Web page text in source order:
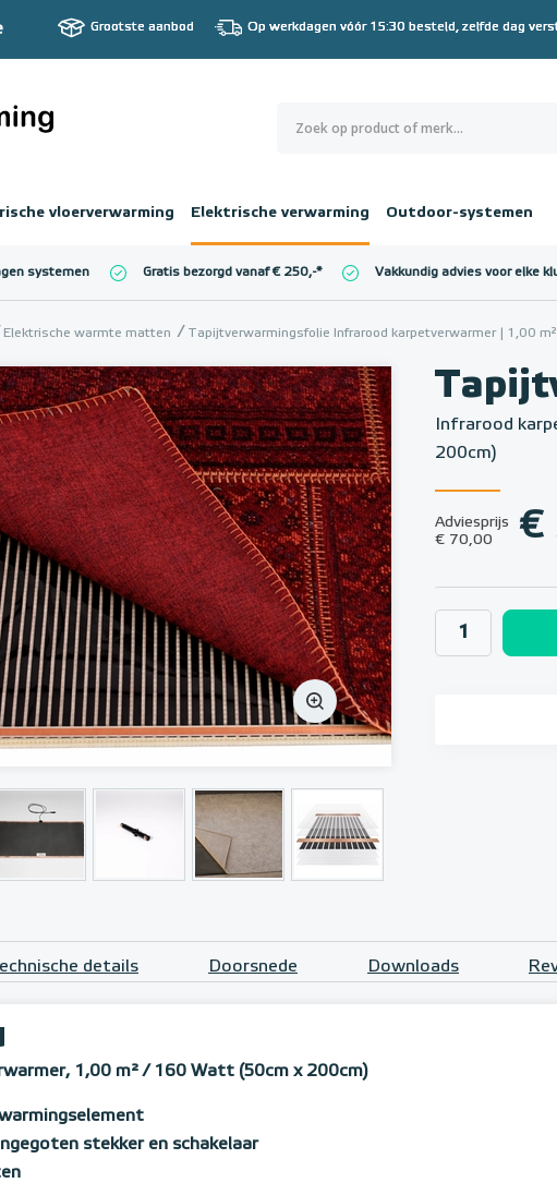
Grootste aanbod Op werkdagen vóór 15:30 besteld, zelfde dag
vloerverwarming Elektrische verwarming Outdoor-systemen
€ 0,00
systemen Gratis bezorgd vanaf € 250,-* Vakkundig advies voor elke
Elektrische warmte matten Tapijtverwarmingsfolie Infrarood karpetverwarmer | 1,00
Infrarood
200cm)
Adviesprijs
€ 70,00
€
details Doorsnede Downloads
1,00 m²/ 160 Watt (50cm x 200cm)
stekker en schakelaar